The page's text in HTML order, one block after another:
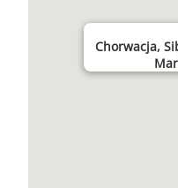
Chorwacja,